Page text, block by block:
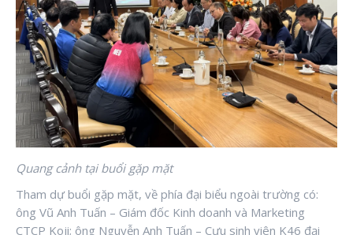
Quang cảnh tại buổi gặp mặt
Tham dự buổi gặp mặt, về phía đại biểu ngoài trường có:
ông Vũ Anh Tuấn – Giám đốc Kinh doanh và Marketing
CTCP Koji; ông Nguyễn Anh Tuấn – Cựu sinh viên K46 đại